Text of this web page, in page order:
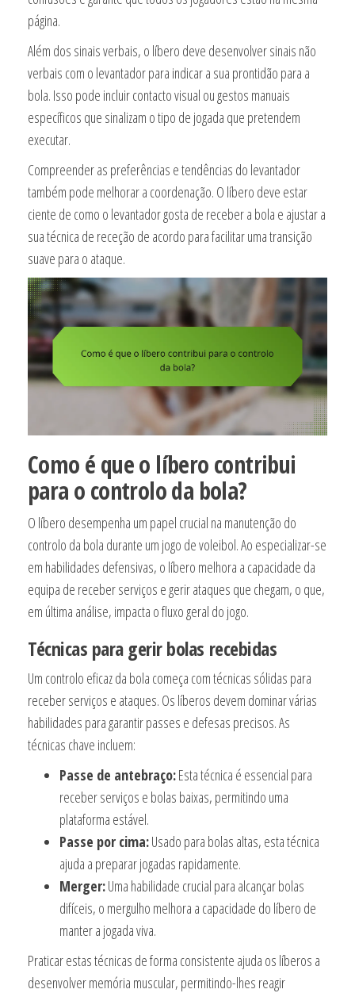
página.
Além dos sinais verbais, o líbero deve desenvolver sinais não
verbais com o levantador para indicar a sua prontidão para a
bola. Isso pode incluir contacto visual ou gestos manuais
específicos que sinalizam o tipo de jogada que pretendem
executar.
Compreender as preferências e tendências do levantador
também pode melhorar a coordenação. O líbero deve estar
ciente de como o levantador gosta de receber a bola e ajustar a
sua técnica de receção de acordo para facilitar uma transição
suave para o ataque.
Como é que o líbero contribui
para o controlo da bola?
O líbero desempenha um papel crucial na manutenção do
controlo da bola durante um jogo de voleibol. Ao especializar-se
em habilidades defensivas, o líbero melhora a capacidade da
equipa de receber serviços e gerir ataques que chegam, o que,
em última análise, impacta o fluxo geral do jogo.
Técnicas para gerir bolas recebidas
Um controlo eficaz da bola começa com técnicas sólidas para
receber serviços e ataques. Os líberos devem dominar várias
habilidades para garantir passes e defesas precisos. As
técnicas chave incluem:
Passe de antebraço:Esta técnica é essencial para
receber serviços e bolas baixas, permitindo uma
plataforma estável.
Passe por cima:Usado para bolas altas, esta técnica
ajuda a preparar jogadas rapidamente.
Merger:Uma habilidade crucial para alcançar bolas
difíceis, o mergulho melhora a capacidade do líbero de
manter a jogada viva.
Praticar estas técnicas de forma consistente ajuda os líberos a
desenvolver memória muscular, permitindo-lhes reagir